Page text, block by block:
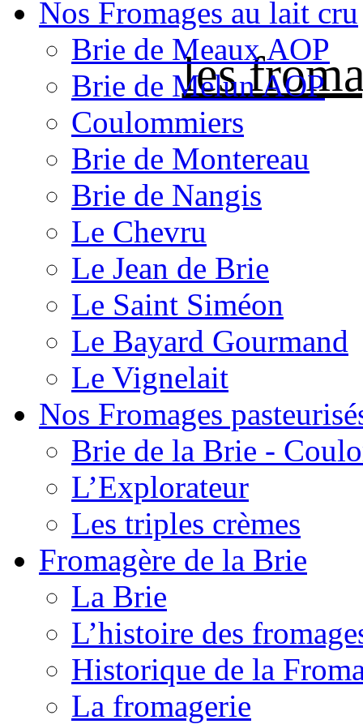
les
Nos Fromages au lait cru
Brie de Meaux AOP
Brie de Melun AOP
Coulommiers
Brie de Montereau
Brie de Nangis
Le Chevru
Le Jean de Brie
Le Saint Siméon
Le Bayard Gourmand
Le Vignelait
Nos Fromages
Brie de la Brie -
L’Explorateur
Les triples crèmes
Fromagère de la Brie
La Brie
L’histoire des
Historique de la
La fromagerie